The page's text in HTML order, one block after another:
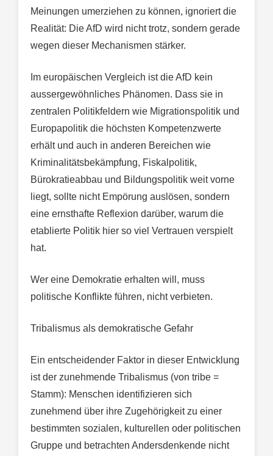
Meinungen umerziehen zu können, ignoriert die
Realität: Die AfD wird nicht trotz, sondern gerade
wegen dieser Mechanismen stärker.
Im europäischen Vergleich ist die AfD kein
aussergewöhnliches Phänomen. Dass sie in
zentralen Politikfeldern wie Migrationspolitik und
Europapolitik die höchsten Kompetenzwerte
erhält und auch in anderen Bereichen wie
Kriminalitätsbekämpfung, Fiskalpolitik,
Bürokratieabbau und Bildungspolitik weit vorne
liegt, sollte nicht Empörung auslösen, sondern
eine ernsthafte Reflexion darüber, warum die
etablierte Politik hier so viel Vertrauen verspielt
hat.
Wer eine Demokratie erhalten will, muss
politische Konflikte führen, nicht verbieten.
Tribalismus als demokratische Gefahr
Ein entscheidender Faktor in dieser Entwicklung
ist der zunehmende Tribalismus (von tribe =
Stamm): Menschen identifizieren sich
zunehmend über ihre Zugehörigkeit zu einer
bestimmten sozialen, kulturellen oder politischen
Gruppe und betrachten Andersdenkende nicht